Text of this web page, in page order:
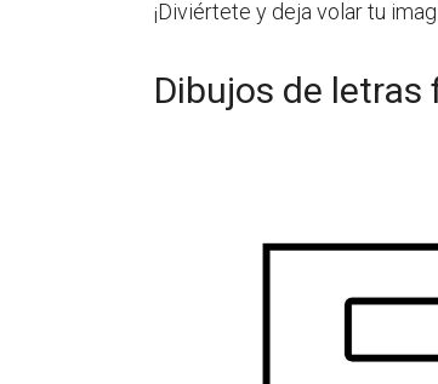
¡Diviértete y deja volar tu
Dibujos de